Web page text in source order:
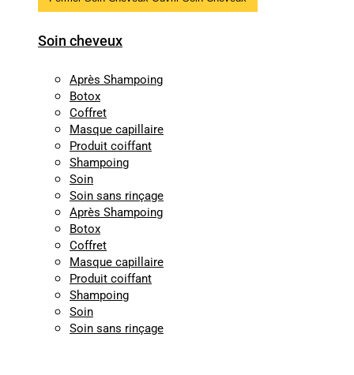
Soin cheveux
Après Shampoing
Botox
Coffret
Masque capillaire
Produit coiffant
Shampoing
Soin
Soin sans rinçage
Après Shampoing
Botox
Coffret
Masque capillaire
Produit coiffant
Shampoing
Soin
Soin sans rinçage